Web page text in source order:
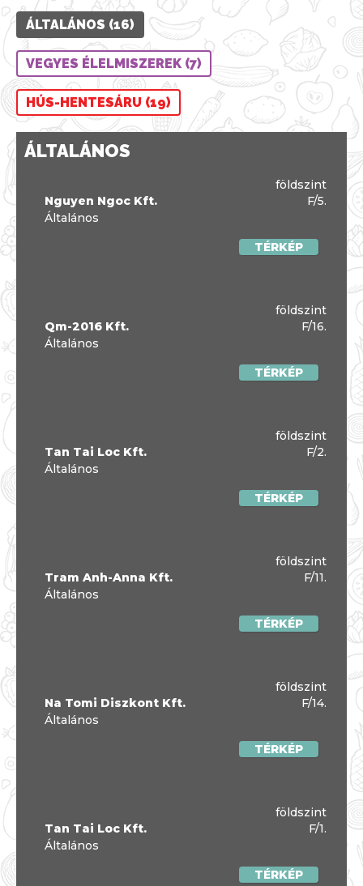
ÁLTALÁNOS (16)
VEGYES ÉLELMISZEREK (7)
HÚS-HENTESÁRU (19)
ÁLTALÁNOS
Nguyen Ngoc Kft.
Általános
TÉRKÉP
földszint
F/5.
Qm-2016 Kft.
Általános
TÉRKÉP
földszint
F/16.
Tan Tai Loc Kft.
Általános
TÉRKÉP
földszint
F/2.
Tram Anh-Anna Kft.
Általános
TÉRKÉP
földszint
F/11.
Na Tomi Diszkont Kft.
Általános
TÉRKÉP
földszint
F/14.
Tan Tai Loc Kft.
Általános
TÉRKÉP
földszint
F/1.